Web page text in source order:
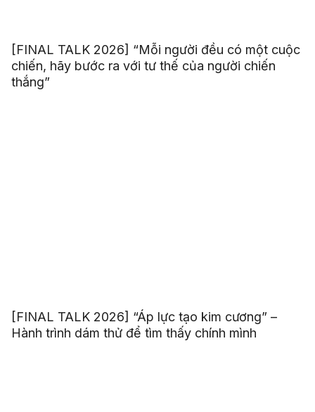
[FINAL TALK 2026] “Mỗi người đều có một cuộc
chiến, hãy bước ra với tư thế của người chiến
thắng”
[FINAL TALK 2026] “Áp lực tạo kim cương” –
Hành trình dám thử để tìm thấy chính mình